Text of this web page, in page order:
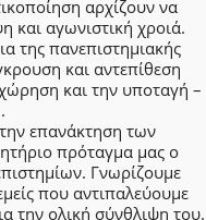
αρχίζουν να
και αγωνιστική χροιά.
της πανεπιστημιακής
και αντεπίθεση
και την υποταγή –
επανάκτηση των
πρόταγμα μας ο
Γνωρίζουμε
που αντιπαλεύουμε
την ολική σύνθλιψη του.